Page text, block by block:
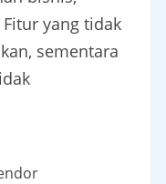
yang tidak
sementara